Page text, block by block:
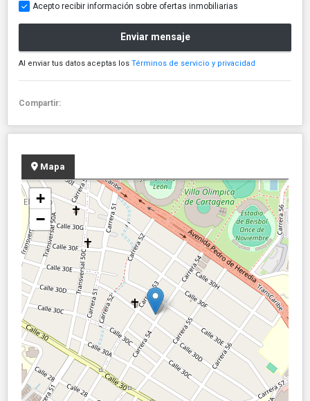
Acepto recibir información sobre ofertas inmobiliarias
Enviar mensaje
Al enviar tus datos aceptas los Términos de servicio y privacidad
Compartir:
Mapa
+
−